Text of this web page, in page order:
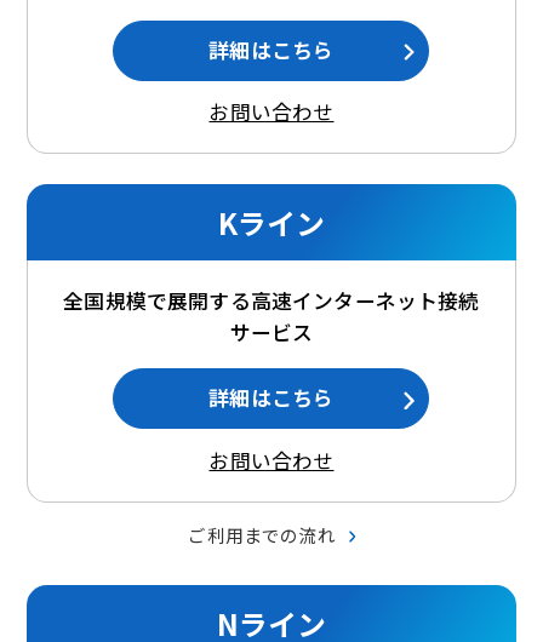
詳細はこちら
お問い合わせ
Kライン
全国規模で展開する高速インターネット接続
サービス
詳細はこちら
お問い合わせ
ご利用までの流れ
Nライン